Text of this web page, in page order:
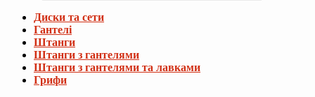
Диски та сети
Гантелі
Штанги
Штанги з гантелями
Штанги з гантелями та лавками
Грифи